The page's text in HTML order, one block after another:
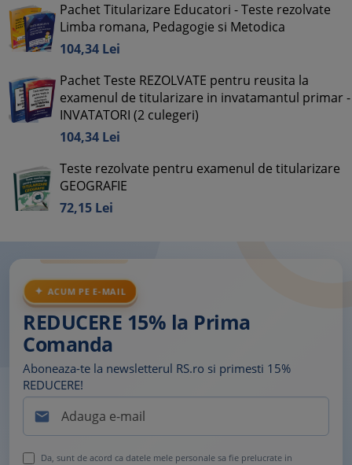
Pachet Titularizare Educatori - Teste rezolvate
Limba romana, Pedagogie si Metodica
104,34 Lei
Pachet Teste REZOLVATE pentru reusita la
examenul de titularizare in invatamantul primar -
INVATATORI (2 culegeri)
104,34 Lei
Teste rezolvate pentru examenul de titularizare
GEOGRAFIE
72,15 Lei
ACUM PE E-MAIL
REDUCERE 15% la Prima
Comanda
Aboneaza-te la newsletterul RS.ro si primesti 15%
REDUCERE!

Da, sunt de acord ca datele mele personale sa fie prelucrate in